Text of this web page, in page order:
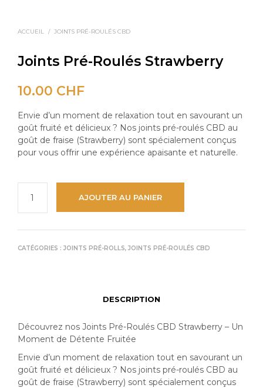
ACCUEIL / JOINTS PRÉ-ROULÉS CBD
Joints Pré-Roulés Strawberry
10.00 CHF
Envie d’un moment de relaxation tout en savourant un
goût fruité et délicieux ? Nos joints pré-roulés CBD au
goût de fraise (Strawberry) sont spécialement conçus
pour vous offrir une expérience apaisante et naturelle.
AJOUTER AU PANIER
CATÉGORIES : JOINTS PRÉ-ROLLS, JOINTS PRÉ-ROULÉS CBD
DESCRIPTION
Découvrez nos Joints Pré-Roulés CBD Strawberry – Un
Moment de Détente Fruitée
Envie d’un moment de relaxation tout en savourant un
goût fruité et délicieux ? Nos joints pré-roulés CBD au
goût de fraise (Strawberry) sont spécialement conçus